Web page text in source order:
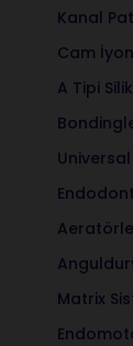
Kanal
Cam
A Tipi
Matrix